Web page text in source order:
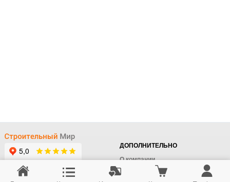
ДОПОЛНИТЕЛЬНО
О компании
Доставка